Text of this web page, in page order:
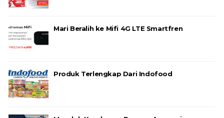
Mari Beralih ke Mifi 4G LTE Smartfren
Produk Terlengkap Dari Indofood